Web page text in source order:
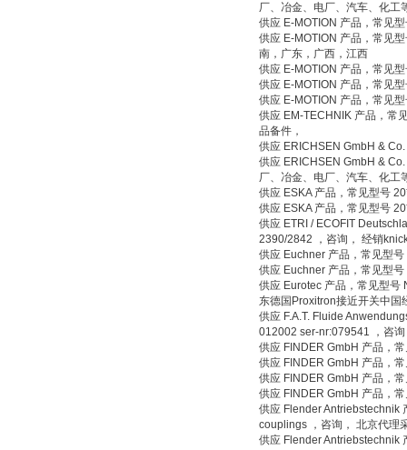
厂、冶金、电厂、汽车、化工
供应 E-MOTION 产品，常见
供应 E-MOTION 产品，常见
南，广东，广西，江西
供应 E-MOTION 产品，常见
供应 E-MOTION 产品，常见
供应 E-MOTION 产品，常见
供应 EM-TECHNIK 产品，常
品备件，
供应 ERICHSEN GmbH &
供应 ERICHSEN GmbH &
厂、冶金、电厂、汽车、化工
供应 ESKA 产品，常见型号
供应 ESKA 产品，常见型号
供应 ETRI / ECOFIT
2390/2842 ，咨询， 经销
供应 Euchner 产品，常见型
供应 Euchner 产品，常见型
供应 Eurotec 产品，常见型号
东德国Proxitron接近开关中国
供应 F.A.T. Fluide
012002 ser-nr:079541 ，咨
供应 FINDER GmbH 产品，
供应 FINDER GmbH 产品，
供应 FINDER GmbH 产品，
供应 FINDER GmbH 产品，
供应 Flender Antriebstechnik
couplings ，咨询， 北京代理
供应 Flender Antriebstechnik